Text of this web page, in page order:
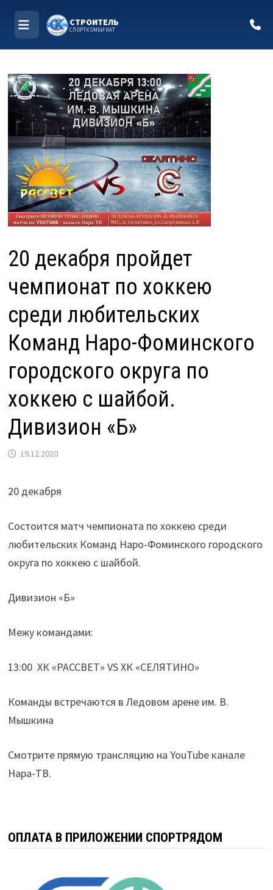
содержимому
МЕНЮ
СТРОИТЕЛЬ
СПОРТКОМБИНАТ
20 декабря пройдет
чемпионат по хоккею
среди любительских
Команд Наро-Фоминского
городского округа по
хоккею с шайбой.
Дивизион «Б»
19.12.2020
20 декабря
Состоится матч чемпионата по хоккею среди
любительских Команд Наро-Фоминского городского
округа по хоккею с шайбой.
Дивизион «Б»
Межу командами:
13:00 ХК «РАССВЕТ» VS ХК «СЕЛЯТИНО»
Команды встречаются в Ледовом арене им. В.
Мышкина
Смотрите прямую трансляцию на YouTube канале
Нара-ТВ.
ОПЛАТА В ПРИЛОЖЕНИИ СПОРТРЯДОМ